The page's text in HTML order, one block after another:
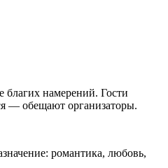
намерений. Гости
— обещают организаторы.
романтика, любовь,